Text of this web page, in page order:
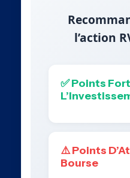
l’action
✅ Points
⚠️ Points
Bourse